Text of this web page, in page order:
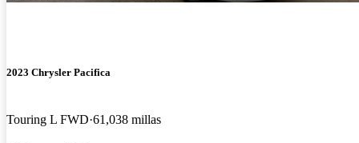
2023 Chrysler Pacifica
Touring L FWD 61,038 millas